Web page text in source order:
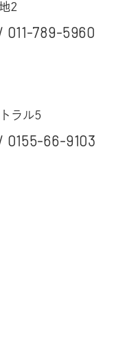
2
789-5960
ラル5
66-9103